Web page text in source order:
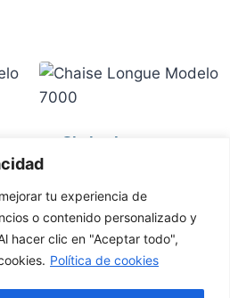
tu experiencia de
o contenido personalizado y
hacer clic en "Aceptar todo",
Política de cookies
Chaise Longue
499€ IVA Inc.
627 789